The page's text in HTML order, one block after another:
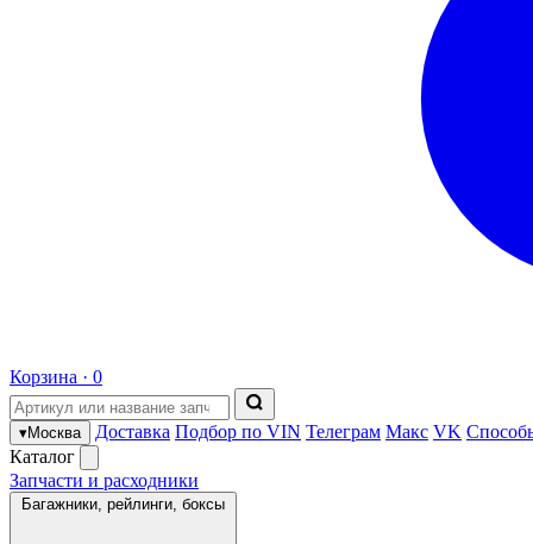
Корзина · 0
▾Москва Доставка Подбор по VIN Телеграм Макс VK
Каталог
Запчасти и расходники
Багажники, рейлинги, боксы